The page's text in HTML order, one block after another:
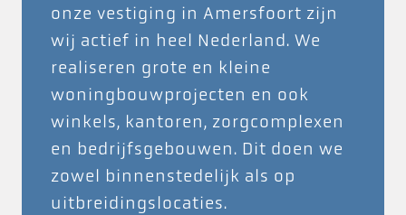
onze vestiging in Amersfoort zijn
wij actief in heel Nederland. We
realiseren grote en kleine
woningbouwprojecten en ook
winkels, kantoren, zorgcomplexen
en bedrijfsgebouwen. Dit doen we
zowel binnenstedelijk als op
uitbreidingslocaties.